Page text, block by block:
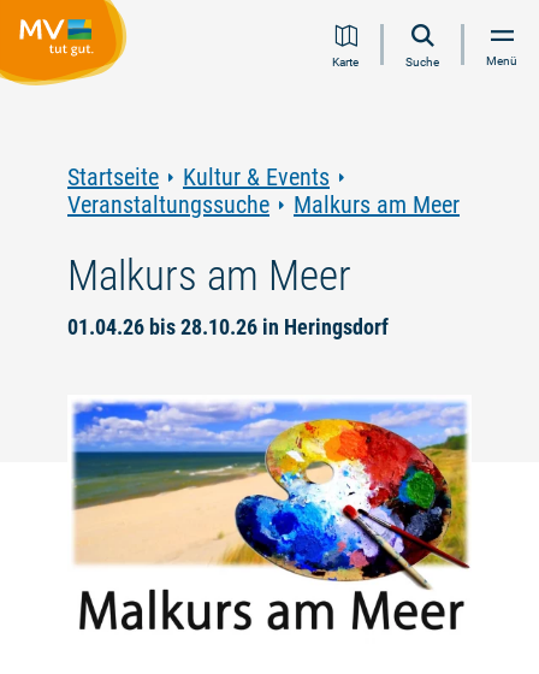
Inhalt
Navigation
Volltextsuche
FooterKarte Suche Menü
Startseite
Kultur & Events
Veranstaltungssuche
Malkurs am Meer
Malkurs am Meer
01.04.26 bis 28.10.26 in Heringsdorf